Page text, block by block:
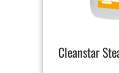
Cleanstar